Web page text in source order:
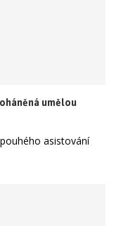
umělou
asistování